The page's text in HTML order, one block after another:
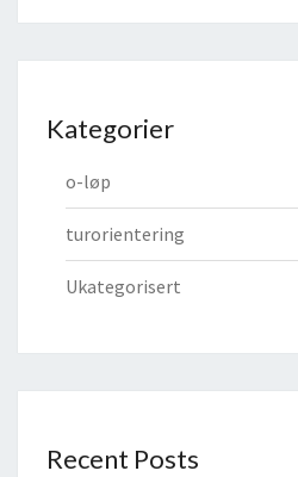
Kategorier
o-løp
turorientering
Ukategorisert
Recent Posts